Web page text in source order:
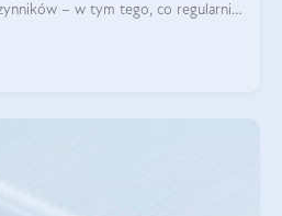
– w tym tego, co regularnie